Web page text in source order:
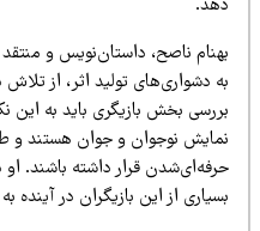
ناصح، داستان‌نویس و منتقد
دشواری‌های تولید اثر، از تلاش دو
بخش بازیگری باید به این نکته
نوجوان و جوان هستند و
قرار داشته باشند. او در
از این بازیگران در آینده به